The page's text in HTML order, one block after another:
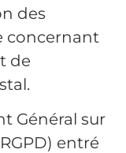
des
concernant
de
Général sur
entré